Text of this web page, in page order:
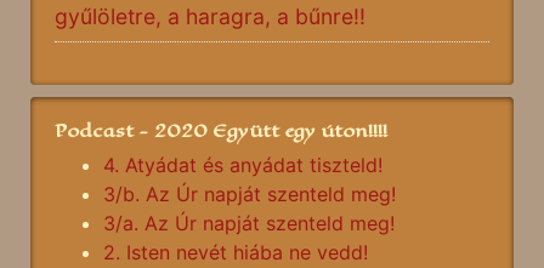
gyűlöletre, a haragra, a bűnre!!
Podcast - 2020 Együtt egy úton!!!!
4. Atyádat és anyádat tiszteld!
3/b. Az Úr napját szenteld meg!
3/a. Az Úr napját szenteld meg!
2. Isten nevét hiába ne vedd!